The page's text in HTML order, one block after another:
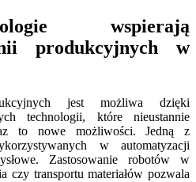
wspierają
produkcyjnych w
jest możliwa dzięki
technologii, które nieustannie
to nowe możliwości. Jedną z
w automatyzacji
Zastosowanie robotów w
czy transportu materiałów pozwala